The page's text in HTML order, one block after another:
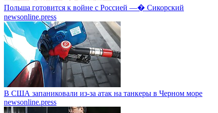
Польша готовится к войне с Россией —� Сикорский
newsonline.press
В США запаниковали из-за атак на танкеры в Черном море
newsonline.press